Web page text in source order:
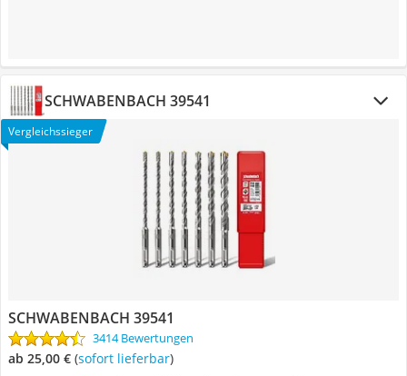
SCHWABENBACH 39541
Vergleichssieger
SCHWABENBACH 39541
3414 Bewertungen
ab 25,00 € ( Sofort lieferbar)